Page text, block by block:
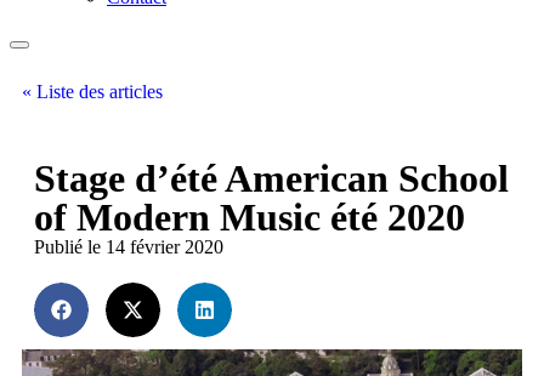
« Liste des articles
Stage d’été American School
of Modern Music été 2020
Publié le 14 février 2020